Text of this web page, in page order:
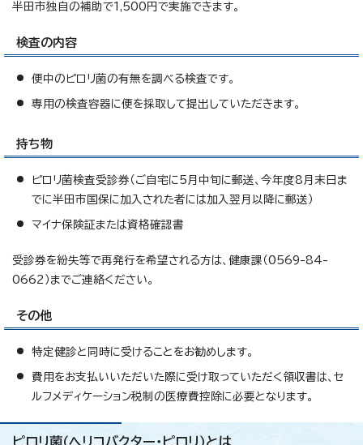
半田市独自の補助で1,500円で実施できます。
検査の内容
便中のピロリ菌の有無を調べる検査です。
専用の検査容器に便を採取して提出していただきます。
持ち物
ピロリ菌検査受診券（ご自宅に5月中旬に郵送、今年度8月末日ま
でに半田市国保に加入された者には加入翌月以降に郵送）
マイナ保険証または資格確認書
受診券を紛失等で再発行を希望される方は、健康課（0569-84-
0662）までご連絡ください。
その他
特定健診と同時に受けることをお勧めします。
費用をお支払いいただいた際に受け取っていただく領収書は、セ
ルフメディケーション税制の医療費控除に必要となります。
ピロリ菌（ヘリコバクター・ピロリ）とは